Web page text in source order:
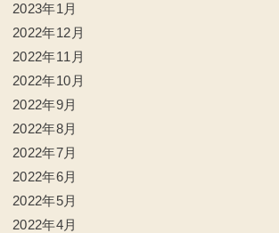
2023年1月
2022年12月
2022年11月
2022年10月
2022年9月
2022年8月
2022年7月
2022年6月
2022年5月
2022年4月